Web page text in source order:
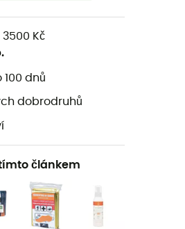
Kč
dnů
dobrodruhů
článkem